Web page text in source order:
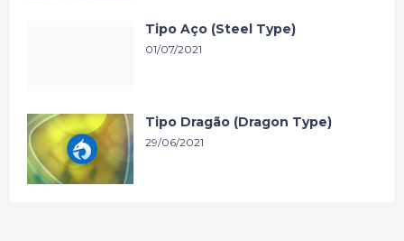
Tipo Aço (Steel Type)
01/07/2021
Tipo Dragão (Dragon Type)
29/06/2021